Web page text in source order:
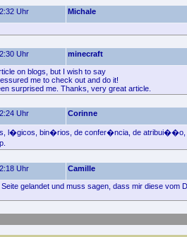
Uhr Michale
Uhr minecraft
on blogs, but I wish to say
me to check out and do it!
surprised me. Thanks, very great article.
Uhr Corinne
l�gicos, bin�rios, de confer�ncia, de atribui��o,
Uhr Camille
gelandet und muss sagen, dass mir diese vom